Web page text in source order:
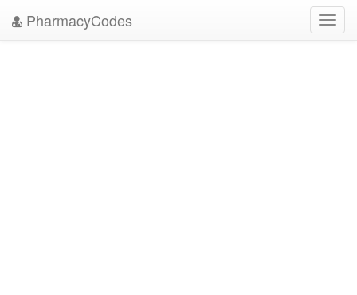
PharmacyCodes